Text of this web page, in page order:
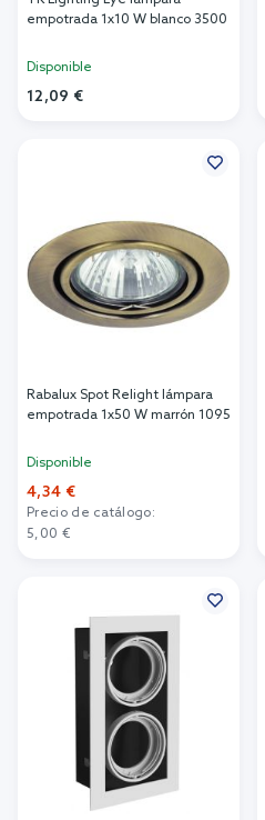
empotrada 1x10 W blanco 3500
Disponible
12,09 €
Rabalux Spot Relight lámpara
empotrada 1x50 W marrón 1095
Disponible
4,34 €
Precio de catálogo:
5,00 €